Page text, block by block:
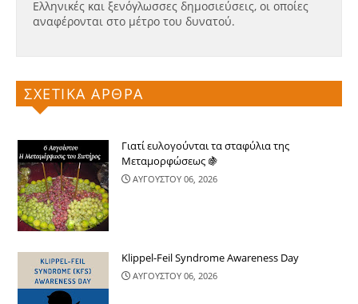
Ελληνικές και ξενόγλωσσες δημοσιεύσεις, οι οποίες
αναφέρονται στο μέτρο του δυνατού.
ΣΧΕΤΙΚΑ ΑΡΘΡΑ
Γιατί ευλογούνται τα σταφύλια της
Μεταμορφώσεως 🍇
ΑΥΓΟΥΣΤΟΥ 06, 2026
Klippel-Feil Syndrome Awareness Day
ΑΥΓΟΥΣΤΟΥ 06, 2026